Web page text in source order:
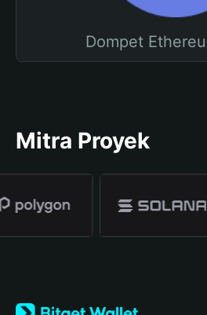
Dompet
Mitra Proyek